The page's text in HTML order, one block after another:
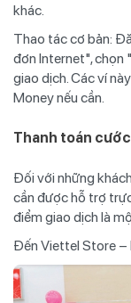
khác.
Thao tác cơ bản:
đơn Internet", chọn
giao dịch. Các ví
Money nếu cần.
Thanh toán
Đối với những
cần được hỗ trợ
điểm giao dịch là
Đến Viettel Store –